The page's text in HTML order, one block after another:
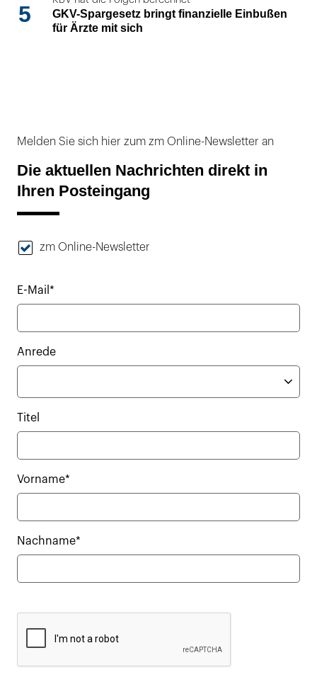
5
GKV-Spargesetz bringt finanzielle Einbußen
für Ärzte mit sich
Melden Sie sich hier zum zm Online-Newsletter an
Die aktuellen Nachrichten direkt in
Ihren Posteingang
zm Online-Newsletter
E-Mail*
Anrede
Titel
Vorname*
Nachname*